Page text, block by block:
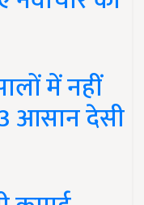
में नहीं
आसान देसी